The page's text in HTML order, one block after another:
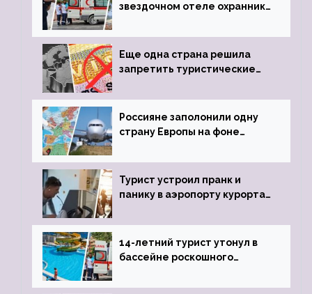
звездочном отеле охранник
пистолета
Еще одна страна решила
запретить туристические
Россияне заполонили одну
страну Европы на фоне
виз
Турист устроил пранк и
панику в аэропорту курорта,
задержке рейса
14-летний турист утонул в
бассейне роскошного